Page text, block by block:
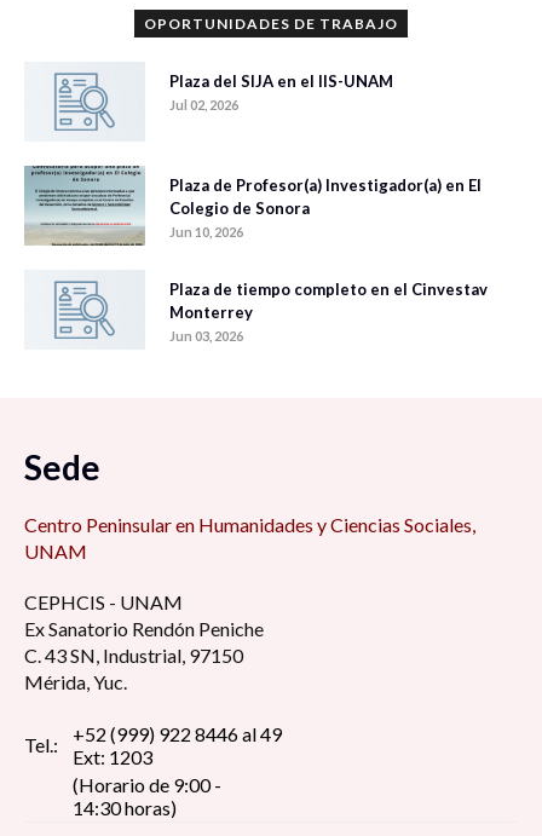
OPORTUNIDADES DE TRABAJO
Plaza del SIJA en el IIS-UNAM
Jul 02, 2026
Plaza de Profesor(a) Investigador(a) en El
Colegio de Sonora
Jun 10, 2026
Plaza de tiempo completo en el Cinvestav
Monterrey
Jun 03, 2026
Sede
Centro Peninsular en Humanidades y Ciencias Sociales,
UNAM
CEPHCIS - UNAM
Ex Sanatorio Rendón Peniche
C. 43 SN, Industrial, 97150
Mérida, Yuc.
Tel.:
+52 (999) 922 8446 al 49
Ext: 1203
(Horario de 9:00 -
14:30 horas)